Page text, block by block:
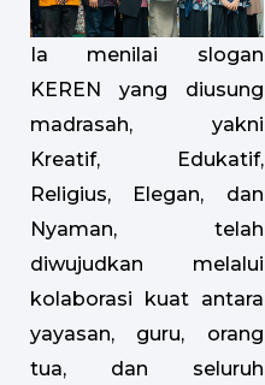
Ia menilai slogan
KEREN yang diusung
madrasah, yakni
Kreatif, Edukatif,
Religius, Elegan, dan
Nyaman, telah
diwujudkan melalui
kolaborasi kuat antara
yayasan, guru, orang
tua, dan seluruh